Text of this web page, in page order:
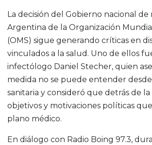
La decisión del Gobierno nacional de
Argentina de la Organización
(OMS) sigue generando críticas en
vinculados a la salud. Uno de ellos
infectólogo Daniel Stecher, quien
medida no se puede entender
sanitaria y consideró que detrás de la
objetivos y motivaciones políticas
plano médico.
En diálogo con Radio Boing 97.3,